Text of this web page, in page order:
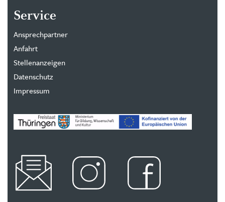
Service
Ansprechpartner
Anfahrt
Stellenanzeigen
Datenschutz
Impressum